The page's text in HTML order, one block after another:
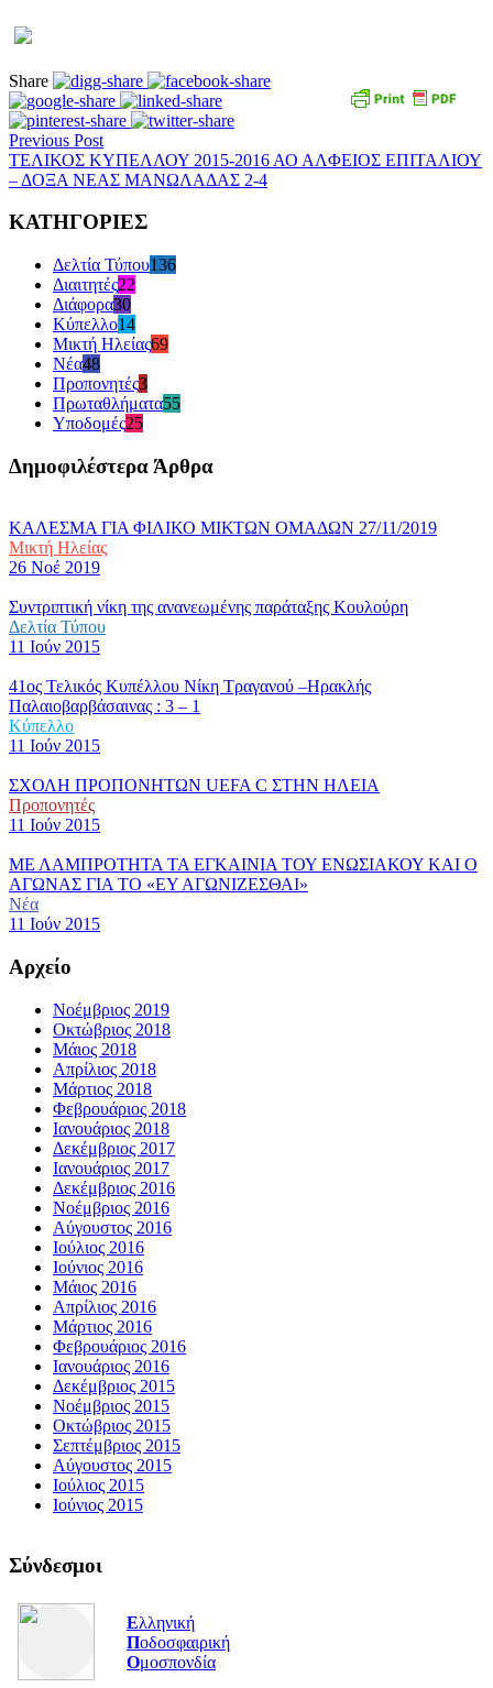
Share
Previous Post
ΤΕΛΙΚΟΣ ΚΥΠΕΛΛΟΥ 2015-2016 ΑΟ ΑΛΦΕΙΟΣ ΕΠΙΤΑΛΙΟΥ
– ΔΟΞΑ ΝΕΑΣ ΜΑΝΩΛΑΔΑΣ 2-4
ΚΑΤΗΓΟΡΙΕΣ
Δελτία Τύπου136
Διαιτητές22
Διάφορα30
Κύπελλο14
Μικτή Ηλείας69
Νέα48
Προπονητές3
Πρωταθλήματα55
Υποδομές25
Δημοφιλέστερα Άρθρα
ΚΑΛΕΣΜΑ ΓΙΑ ΦΙΛΙΚΟ ΜΙΚΤΩΝ ΟΜΑΔΩΝ 27/11/2019
Μικτή Ηλείας
26 Νοέ 2019
Συντριπτική νίκη της ανανεωμένης παράταξης Κουλούρη
Δελτία Τύπου
11 Ιούν 2015
41ος Τελικός Κυπέλλου Νίκη Τραγανού –Ηρακλής
Παλαιοβαρβάσαινας : 3 – 1
Κύπελλο
11 Ιούν 2015
ΣΧΟΛΗ ΠΡΟΠΟΝΗΤΩΝ UEFA C ΣΤΗΝ ΗΛΕΙΑ
Προπονητές
11 Ιούν 2015
ΜΕ ΛΑΜΠΡΟΤΗΤΑ ΤΑ ΕΓΚΑΙΝΙΑ ΤΟΥ ΕΝΩΣΙΑΚΟΥ ΚΑΙ Ο
ΑΓΩΝΑΣ ΓΙΑ ΤΟ «ΕΥ ΑΓΩΝΙΖΕΣΘΑΙ»
Νέα
11 Ιούν 2015
Αρχείο
Νοέμβριος 2019
Οκτώβριος 2018
Μάιος 2018
Απρίλιος 2018
Μάρτιος 2018
Φεβρουάριος 2018
Ιανουάριος 2018
Δεκέμβριος 2017
Ιανουάριος 2017
Δεκέμβριος 2016
Νοέμβριος 2016
Αύγουστος 2016
Ιούλιος 2016
Ιούνιος 2016
Μάιος 2016
Απρίλιος 2016
Μάρτιος 2016
Φεβρουάριος 2016
Ιανουάριος 2016
Δεκέμβριος 2015
Νοέμβριος 2015
Οκτώβριος 2015
Σεπτέμβριος 2015
Αύγουστος 2015
Ιούλιος 2015
Ιούνιος 2015
Σύνδεσμοι
Ελληνική
Ποδοσφαιρική
Ομοσπονδία